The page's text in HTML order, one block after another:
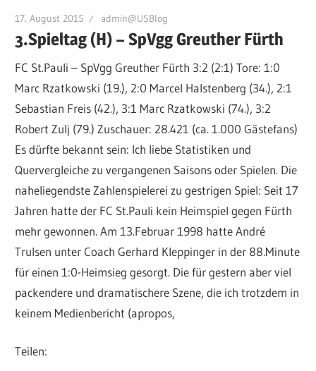
17. August 2015 admin@USBlog
3.Spieltag (H) – SpVgg Greuther Fürth
FC St.Pauli – SpVgg Greuther Fürth 3:2 (2:1) Tore: 1:0
Marc Rzatkowski (19.), 2:0 Marcel Halstenberg (34.), 2:1
Sebastian Freis (42.), 3:1 Marc Rzatkowski (74.), 3:2
Robert Zulj (79.) Zuschauer: 28.421 (ca. 1.000 Gästefans)
Es dürfte bekannt sein: Ich liebe Statistiken und
Quervergleiche zu vergangenen Saisons oder Spielen. Die
naheliegendste Zahlenspielerei zu gestrigen Spiel: Seit 17
Jahren hatte der FC St.Pauli kein Heimspiel gegen Fürth
mehr gewonnen. Am 13.Februar 1998 hatte André
Trulsen unter Coach Gerhard Kleppinger in der 88.Minute
für einen 1:0-Heimsieg gesorgt. Die für gestern aber viel
packendere und dramatischere Szene, die ich trotzdem in
keinem Medienbericht (apropos,
Teilen: